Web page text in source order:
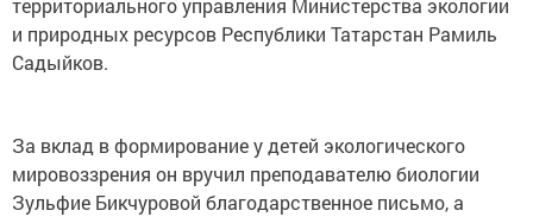
территориального управления Министерства экологии
и природных ресурсов Республики Татарстан Рамиль
Садыйков.
За вклад в формирование у детей экологического
мировоззрения он вручил преподавателю биологии
Зульфие Бикчуровой благодарственное письмо, а